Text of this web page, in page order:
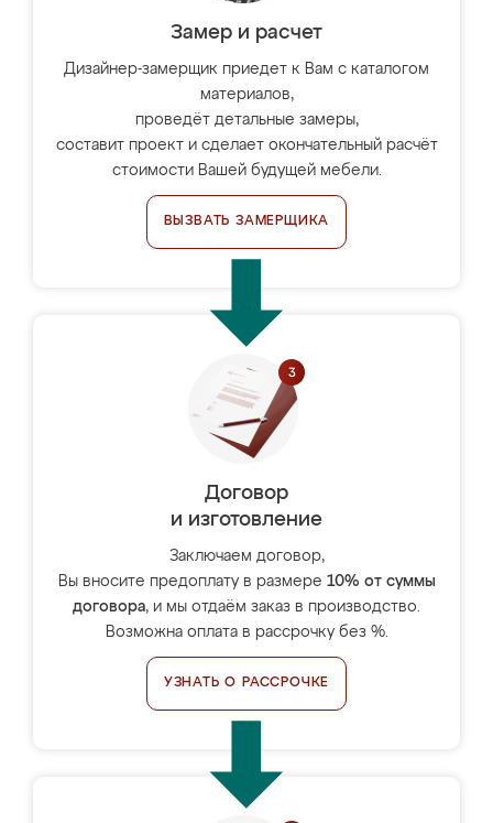
Замер и расчет
Дизайнер-замерщик приедет к Вам с каталогом
материалов,
проведёт детальные замеры,
составит проект и сделает окончательный расчёт
стоимости Вашей будущей мебели.
ВЫЗВАТЬ ЗАМЕРЩИКА
Договор
и изготовление
Заключаем договор,
Вы вносите предоплату в размере 10% от суммы
договора, и мы отдаём заказ в производство.
Возможна оплата в рассрочку без %.
УЗНАТЬ О РАССРОЧКЕ